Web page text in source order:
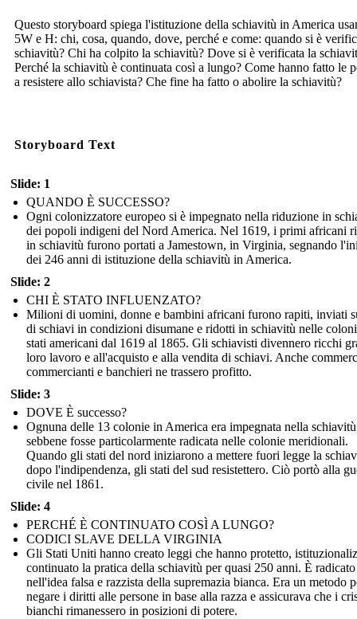
Questo storyboard spiega l'istituzione della schiavitù in America
5W e H: chi, cosa, quando, dove, perché e come: quando si è
schiavitù? Chi ha colpito la schiavitù? Dove si è verificata la
Perché la schiavitù è continuata così a lungo? Come hanno fatto le
a resistere allo schiavista? Che fine ha fatto o abolire la schiavitù?
Storyboard Text
Slide: 1
QUANDO È SUCCESSO?
Ogni colonizzatore europeo si è impegnato nella riduzione in
dei popoli indigeni del Nord America. Nel 1619, i primi africani
in schiavitù furono portati a Jamestown, in Virginia, segnando
dei 246 anni di istituzione della schiavitù in America.
Slide: 2
CHI È STATO INFLUENZATO?
Milioni di uomini, donne e bambini africani furono rapiti, inviati
di schiavi in condizioni disumane e ridotti in schiavitù nelle
stati americani dal 1619 al 1865. Gli schiavisti divennero ricchi
loro lavoro e all'acquisto e alla vendita di schiavi. Anche
commercianti e banchieri ne trassero profitto.
Slide: 3
DOVE È successo?
Ognuna delle 13 colonie in America era impegnata nella
sebbene fosse particolarmente radicata nelle colonie meridionali.
Quando gli stati del nord iniziarono a mettere fuori legge la
dopo l'indipendenza, gli stati del sud resistettero. Ciò portò alla
civile nel 1861.
Slide: 4
PERCHÉ È CONTINUATO COSÌ A LUNGO?
CODICI SLAVE DELLA VIRGINIA
Gli Stati Uniti hanno creato leggi che hanno protetto,
continuato la pratica della schiavitù per quasi 250 anni. È radicato
nell'idea falsa e razzista della supremazia bianca. Era un metodo
negare i diritti alle persone in base alla razza e assicurava che i
bianchi rimanessero in posizioni di potere.